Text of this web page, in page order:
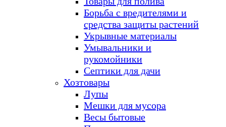
Борьба с вредителями и
средства защиты растений
Укрывные материалы
Умывальники и
рукомойники
Септики для дачи
Хозтовары
Лупы
Мешки для мусора
Весы бытовые